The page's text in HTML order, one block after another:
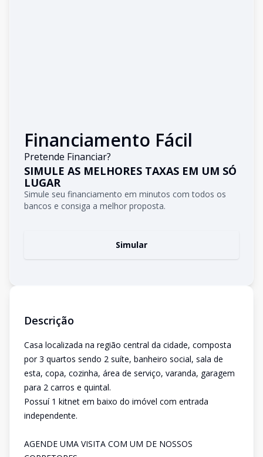
Financiamento Fácil
Pretende Financiar?
SIMULE AS MELHORES TAXAS EM UM SÓ
LUGAR
Simule seu financiamento em minutos com todos os
bancos e consiga a melhor proposta.
Simular
Descrição
Casa localizada na região central da cidade, composta
por 3 quartos sendo 2 suíte, banheiro social, sala de
esta, copa, cozinha, área de serviço, varanda, garagem
para 2 carros e quintal.
Possuí 1 kitnet em baixo do imóvel com entrada
independente.
AGENDE UMA VISITA COM UM DE NOSSOS